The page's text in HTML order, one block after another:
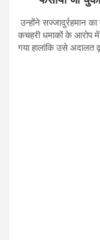
उन्होंने सज्जादुर्रहमान
कचहरी धमाकों के आरोप
गया हालांकि उसे अदालत